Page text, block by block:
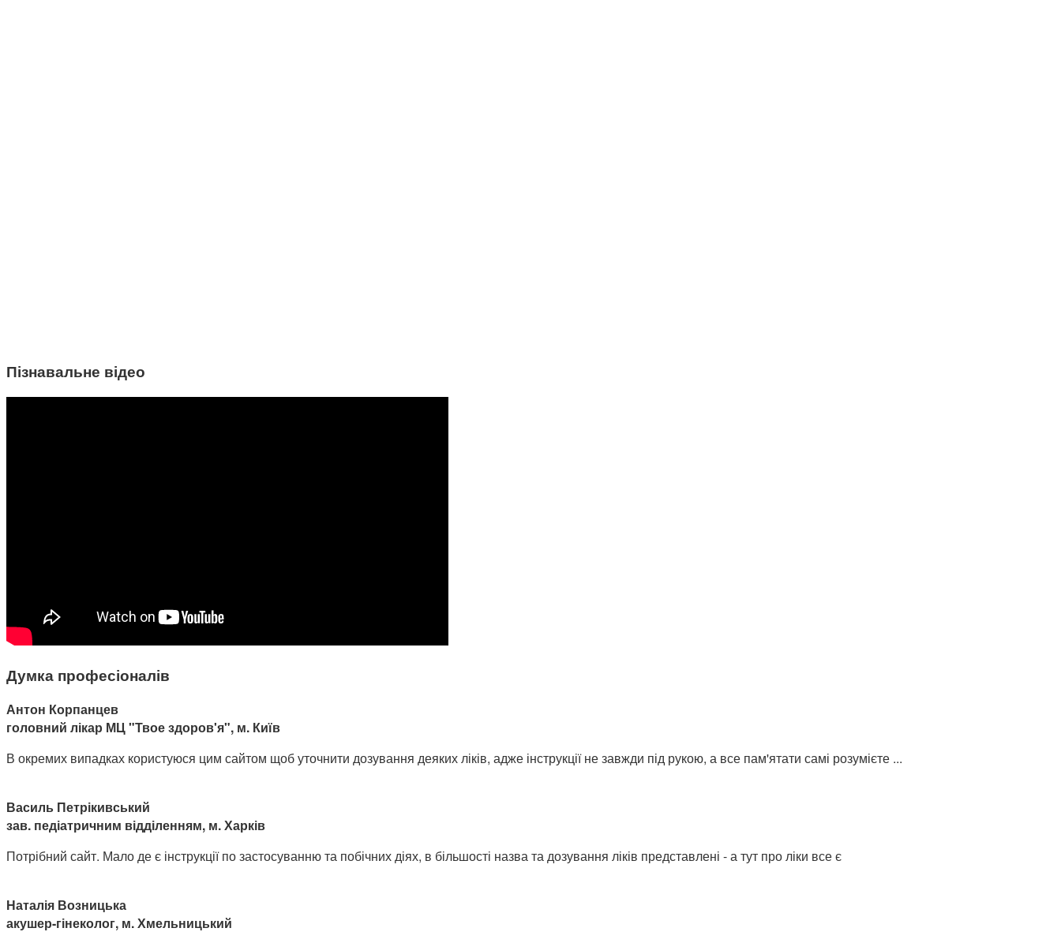
Пізнавальне відео
Думка професіоналів
Антон Корпанцев
головний лікар МЦ "Твое здоров'я", м. Київ
В окремих випадках користуюся цим сайтом щоб уточнити дозування деяких ліків, адже інструкції не завжди під рукою, а все пам'ятати самі розумієте ...
Василь Петрікивський
зав. педіатричним відділенням, м. Харків
Потрібний сайт. Мало де є інструкції по застосуванню та побічних діях, в більшості назва та дозування ліків представлені - а тут про ліки все є
Наталія Возницька
акушер-гінеколог, м. Хмельницький